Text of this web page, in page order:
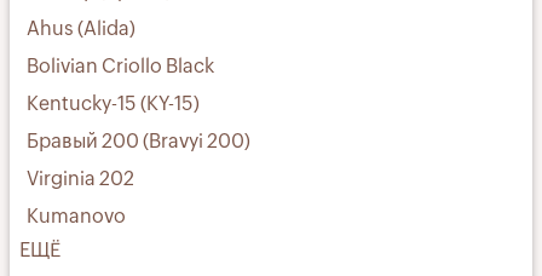
Ahus (Alida)
Bolivian Criollo Black
Kentucky-15 (KY-15)
Бравый 200 (Bravyi 200)
Virginia 202
Kumanovo
ЕЩЁ